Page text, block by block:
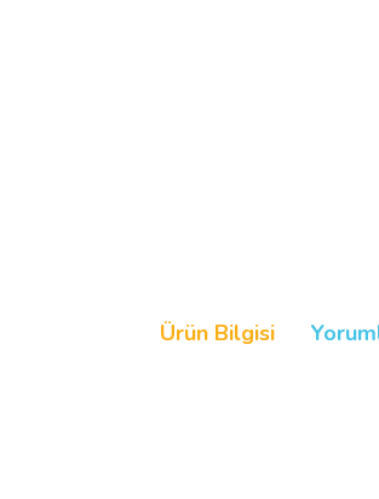
Ürün Bilgisi